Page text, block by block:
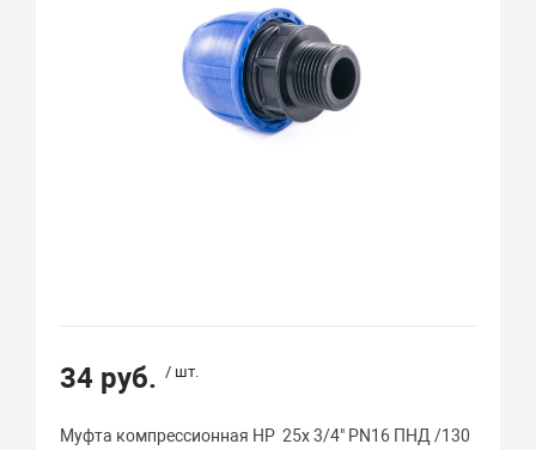
34 руб. / шт.
Муфта компрессионная НР 25x 3/4" PN16 ПНД /130